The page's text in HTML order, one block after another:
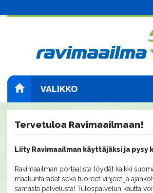
VALIKKO
Tervetuloa Ravimaailmaan!
Liity Ravimaailman käyttäjäksi ja pysy
Ravimaailman portaalista löydät kaikki
maakuntaradat sekä tuoreet vihjeet ja
samasta palvelusta! Tulospalvelun kautta